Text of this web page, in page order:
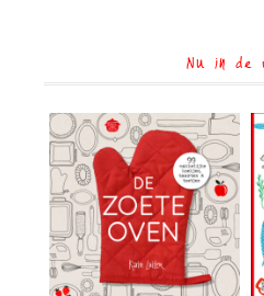
Nu in de